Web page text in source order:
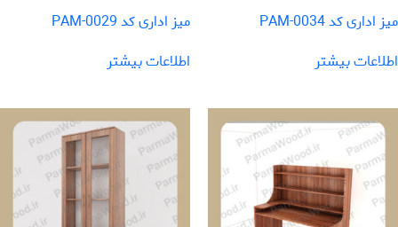
میز اداری کد PAM-0034
اطلاعات بیشتر
میز اداری کد PAM-0029
اطلاعات بیشتر